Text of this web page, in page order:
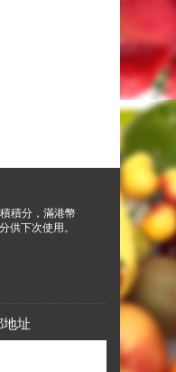
積分，滿港幣
供下次使用。
址